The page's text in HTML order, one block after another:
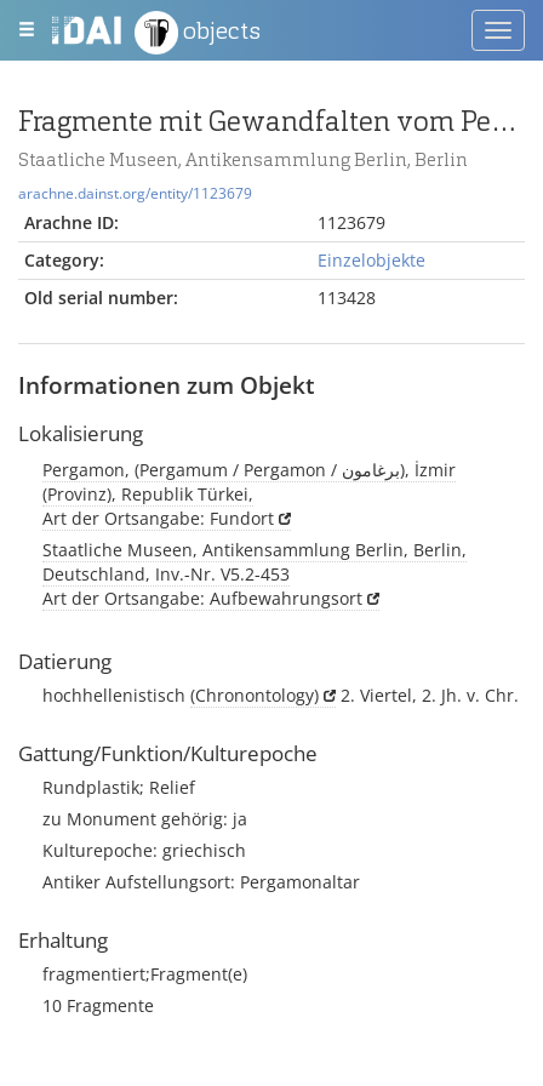
objects
Fragmente mit Gewandfalten vom Pergamonaltar (Rundplastik oder Relief)
Staatliche Museen, Antikensammlung Berlin, Berlin
arachne.dainst.org/entity/1123679
Arachne ID:
1123679
Category:
Einzelobjekte
Old serial number:
113428
Informationen zum Objekt
Lokalisierung
Pergamon, (Pergamum / Pergamon / برغامون), İzmir
(Provinz), Republik Türkei,
Art der Ortsangabe: Fundort
Staatliche Museen, Antikensammlung Berlin, Berlin,
Deutschland, Inv.-Nr. V5.2-453
Art der Ortsangabe: Aufbewahrungsort
Datierung
hochhellenistisch (Chronontology) 2. Viertel, 2. Jh. v. Chr.
Gattung/Funktion/Kulturepoche
Rundplastik; Relief
zu Monument gehörig: ja
Kulturepoche: griechisch
Antiker Aufstellungsort: Pergamonaltar
Erhaltung
fragmentiert;Fragment(e)
10 Fragmente